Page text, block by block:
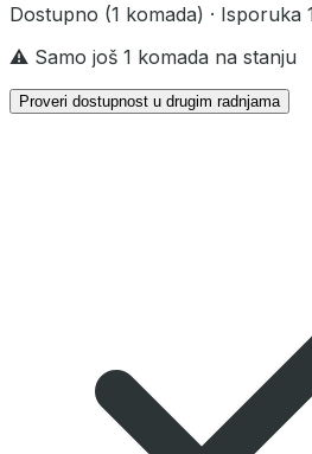
Dostupno (1 komada) · Isporuka
⚠️ Samo još 1 komada na stanju
Proveri dostupnost u drugim radnjama